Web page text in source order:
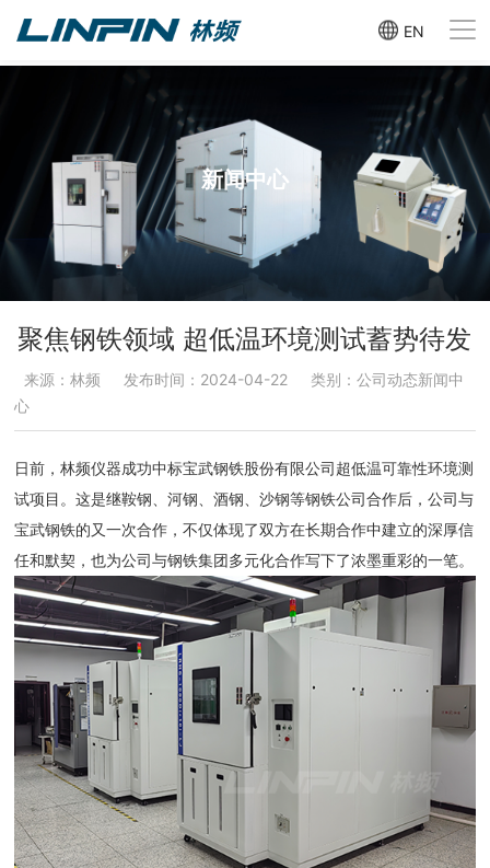
EN
新闻中心
聚焦钢铁领域 超低温环境测试蓄势待发
来源：林频 发布时间：2024-04-22
类别：公司动态新闻中
心
日前，林频仪器成功中标宝武钢铁股份有限公司超低温可靠性环境测
试项目。这是继鞍钢、河钢、酒钢、沙钢等钢铁公司合作后，公司与
宝武钢铁的又一次合作，不仅体现了双方在长期合作中建立的深厚信
任和默契，也为公司与钢铁集团多元化合作写下了浓墨重彩的一笔。